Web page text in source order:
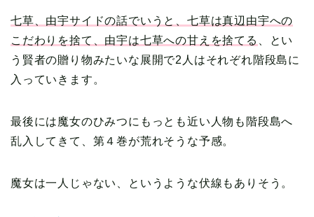
七草、由宇サイドの話でいうと、七草は真辺由宇への
こだわりを捨て、由宇は七草への甘えを捨てる
、とい
う賢者の贈り物みたいな展開で2人はそれぞれ階段島に
入っていきます。
最後には魔女のひみつにもっとも近い人物も階段島へ
乱入してきて、第４巻が荒れそうな予感。
魔女は一人じゃない、というような伏線もありそう。